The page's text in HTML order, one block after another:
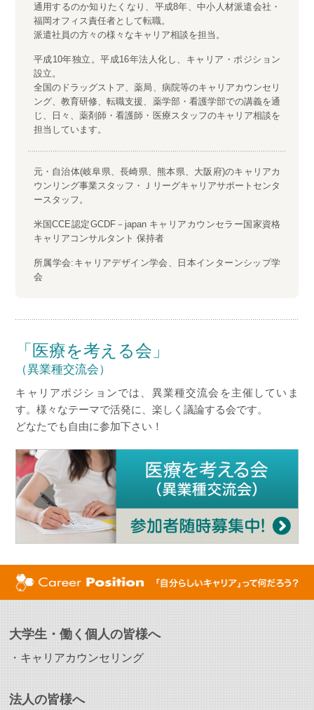
通用するのか知りたくなり、平成8年、中小人材派遣会社・
福岡オフィス責任者として転職。
派遣社員の方々の様々なキャリア相談を担当。
平成10年独立。平成16年法人化し、キャリア・ポジション
設立。
全国のドラッグストア、薬局、病院等のキャリアカウンセリ
ング、教育研修、転職支援、薬学部・看護学部での講義を通
じ、日々、薬剤師・看護師・医療スタッフのキャリア相談を
担当しています。
元・自治体(岐阜県、長崎県、熊本県、大阪府)のキャリアカ
ウンリング事業スタッフ・Ｊリーグキャリアサポートセンタ
ースタッフ。
米国CCE認定GCDF－japan キャリアカウンセラー国家資格
キャリアコンサルタント 保持者
所属学会:キャリアデザイン学会、日本インターンシップ学
会
「医療を考える会」
（異業種交流会）
キャリアポジションでは、異業種交流会を主催していま
す。様々なテーマで活発に、楽しく議論する会です。
どなたでも自由に参加下さい！
大学生・働く個人の皆様へ
・ キャリアカウンセリング
法人の皆様へ